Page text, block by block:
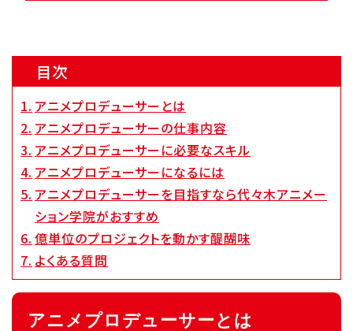
代アニグループサイト 企業情報
目次
アニメプロデューサーとは
アニメプロデューサーの仕事内容
アニメプロデューサーに必要なスキル
アニメプロデューサーになるには
アニメプロデューサーを目指すなら代々木アニメー
ション学院がおすすめ
億単位のプロジェクトを動かす醍醐味
よくある質問
アニメプロデューサーとは